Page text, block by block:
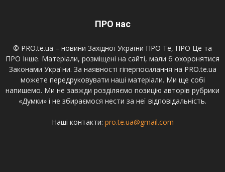
ПРО нас
© PRO.te.ua – новини Західної України ПРО Те, ПРО Це та
ПРО Інше. Матеріали, розміщені на сайті, мали б охоронятися
Законами України. За наявності гіперпосилання на PRO.te.ua
можете передруковувати наші матеріали. Ми ще собі
напишемо. Ми не завжди розділяємо позицію авторів рубрики
«Думки» і не збираємося нести за неї відповідальність.
Наші контакти: pro.te.ua@gmail.com